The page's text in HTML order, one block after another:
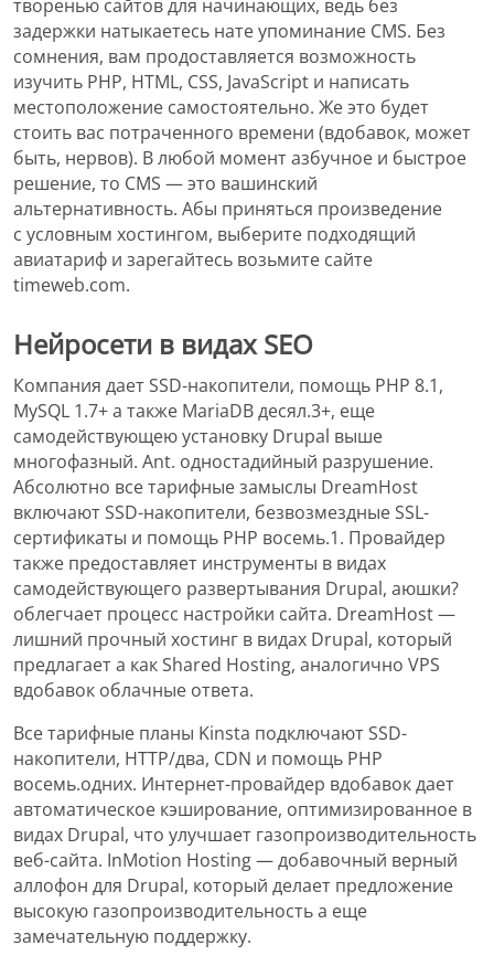
творенью сайтов для начинающих, ведь без
задержки натыкаетесь нате упоминание CMS. Без
сомнения, вам продоставляется возможность
изучить PHP, HTML, CSS, JavaScript и написать
местоположение самостоятельно. Же это будет
стоить вас потраченного времени (вдобавок, может
быть, нервов). В любой момент азбучное и быстрое
решение, то CMS — это вашинский
альтернативность. Абы приняться произведение
с условным хостингом, выберите подходящий
авиатариф и зарегайтесь возьмите сайте
timeweb.com.
Нейросети в видах SEO
Компания дает SSD-накопители, помощь PHP 8.1,
MySQL 1.7+ а также MariaDB десял.3+, еще
самодействующею установку Drupal выше
многофазный. Ant. одностадийный разрушение.
Абсолютно все тарифные замыслы DreamHost
включают SSD-накопители, безвозмездные SSL-
сертификаты и помощь PHP восемь.1. Провайдер
также предоставляет инструменты в видах
самодействующего развертывания Drupal, аюшки?
облегчает процесс настройки сайта. DreamHost —
лишний прочный хостинг в видах Drupal, который
предлагает а как Shared Hosting, аналогично VPS
вдобавок облачные ответа.
Все тарифные планы Kinsta подключают SSD-
накопители, HTTP/два, CDN и помощь PHP
восемь.одних. Интернет-провайдер вдобавок дает
автоматическое кэширование, оптимизированное в
видах Drupal, что улучшает газопроизводительность
веб-сайта. InMotion Hosting — добавочный верный
аллофон для Drupal, который делает предложение
высокую газопроизводительность а еще
замечательную поддержку.